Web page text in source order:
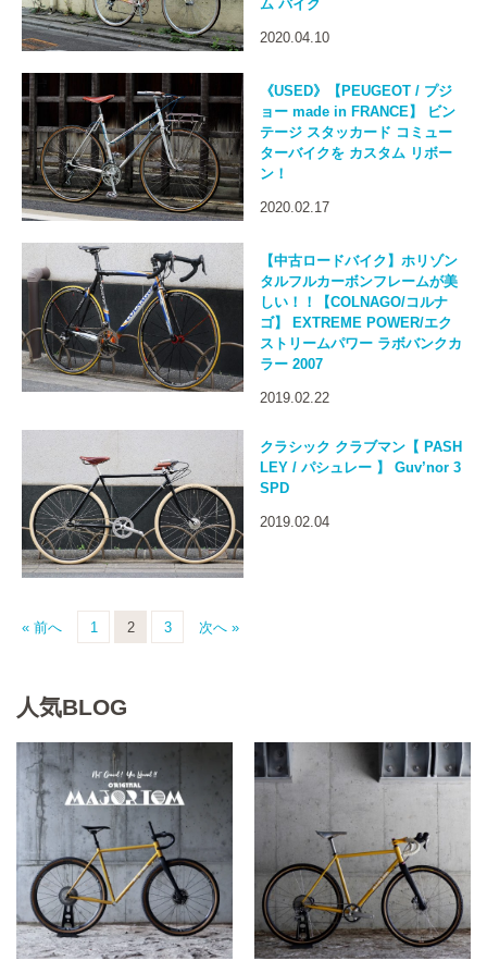
ム バイク
2020.04.10
《USED》【PEUGEOT / プジ
ョー made in FRANCE】 ビン
テージ スタッカード コミュー
ターバイクを カスタム リボー
ン！
2020.02.17
【中古ロードバイク】ホリゾン
タルフルカーボンフレームが美
しい！！【COLNAGO/コルナ
ゴ】 EXTREME POWER/エク
ストリームパワー ラボバンクカ
ラー 2007
2019.02.22
クラシック クラブマン【 PASH
LEY / パシュレー 】 Guv’nor 3
SPD
2019.02.04
« 前へ 1 2 3 次へ »
人気BLOG